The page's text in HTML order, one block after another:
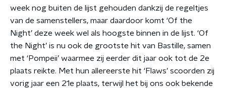
week nog buiten de lijst gehouden dankzij de regeltjes
van de samenstellers, maar daardoor komt ‘Of the
Night’ deze week wel als hoogste binnen in de lijst. ‘Of
the Night’ is nu ook de grootste hit van Bastille, samen
met ‘Pompeii’ waarmee zij eerder dit jaar ook tot de 2e
plaats reikte. Met hun allereerste hit ‘Flaws’ scoorden zij
vorig jaar een 21e plaats, terwijl het bij ons ook bekende